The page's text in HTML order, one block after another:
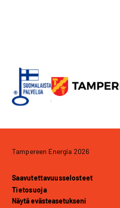
Tampereen Energia 2026
Saavutettavuusselosteet
Tietosuoja
Näytä evästeasetukseni